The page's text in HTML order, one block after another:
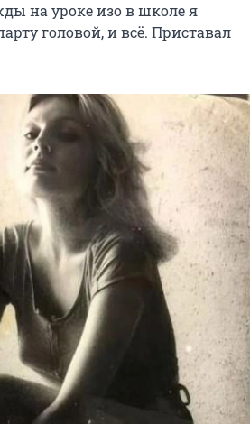
на уроке изо в школе я
головой, и всё. Приставал